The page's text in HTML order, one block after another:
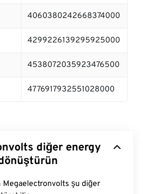
4060380242668374000
4299226139295925000
4538072035923476500
4776917932551028000
diğer energy
Megaelectronvolts şu diğer